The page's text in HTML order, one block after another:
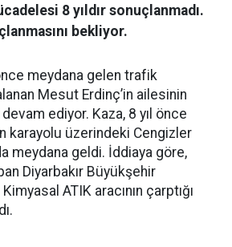
8 yıldır sonuçlanmadı.
bekliyor.
meydana gelen trafik
Mesut Erdinç’in ailesinin
ediyor. Kaza, 8 yıl önce
karayolu üzerindeki Cengizler
meydana geldi. İddiaya göre,
Diyarbakır Büyükşehir
ATIK aracının çarptığı